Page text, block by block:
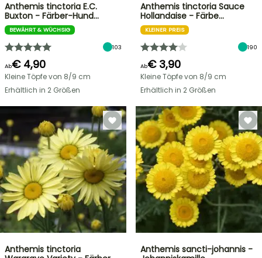
Anthemis tinctoria E.C.
Buxton - Färber-Hund…
BEWÄHRT & WÜCHSIG
103
Ab€ 4,90
Kleine Töpfe von 8/9 cm
Erhältlich in 2 Größen
Anthemis tinctoria Sauce
Hollandaise - Färbe…
KLEINER PREIS
190
Ab€ 3,90
Kleine Töpfe von 8/9 cm
Erhältlich in 2 Größen
Anthemis tinctoria
Anthemis sancti-johannis -